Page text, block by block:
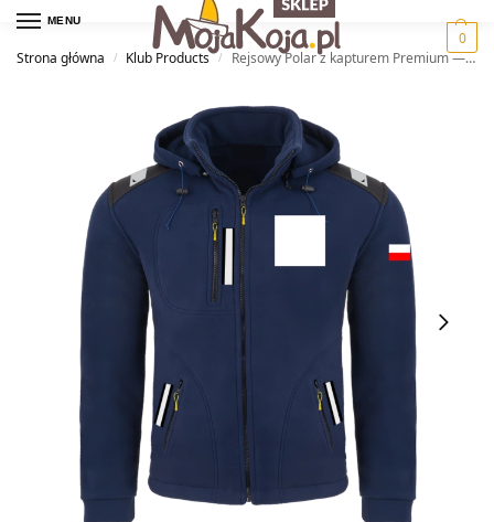
MENU
0
Strona główna
/ Klub Products / Rejsowy Polar z kapturem Premium — GTKŻ Gwarek